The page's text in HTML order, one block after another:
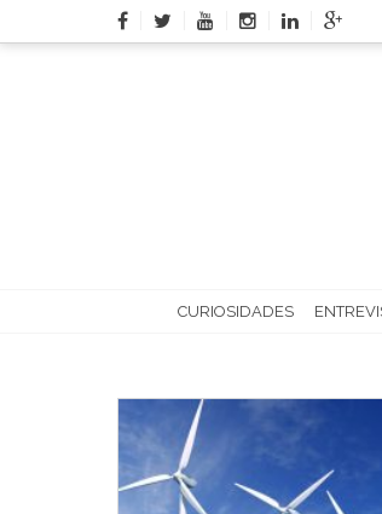
to
CURIOSIDADES